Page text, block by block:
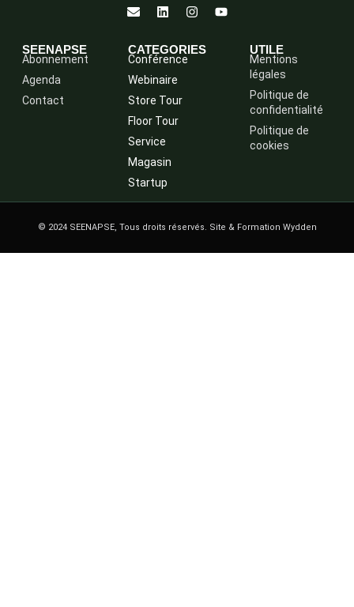
SEENAPSE
Abonnement
Agenda
Contact
CATEGORIES
Conférence
Webinaire
Store Tour
Floor Tour
Service
Magasin
Startup
UTILE
Mentions
légales
Politique de
confidentialité
Politique de
cookies
© 2024 SEENAPSE, Tous droits réservés. Site & Formation Wydden